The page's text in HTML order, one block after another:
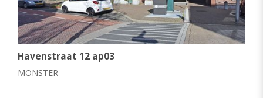
Havenstraat 12 ap03
MONSTER